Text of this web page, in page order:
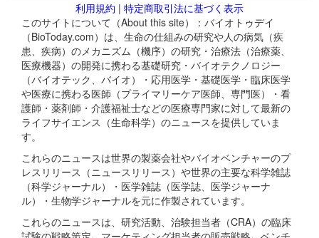
利用規約 | 特定商取引法に基づく表示
このサイトについて（About this site）：バイオトゥデイ
（BioToday.com）は、生命の仕組みの研究や人の病気（疾
患、疾病）のメカニズム（機序）の研究・治療法（治療薬、
医療機器）の開発に携わる基礎研究・バイオテクノロジー
（バイオテック、バイオ）・応用医学・基礎医学・臨床医学
や医療に携わる医師（プライマリーケア医師、専門医）・看
護師・薬剤師・介護福祉士などの医療専門家に対して最新の
ライフサイエンス（生命科学）のニュースを提供していま
す。
これらのニュースは世界の製薬会社やバイオベンチャーのプ
レスリリース（ニュースリリース）や世界の主要な科学雑誌
（科学ジャーナル）・医学雑誌（医学誌、医学ジャーナ
ル）・生物学ジャーナルを元に作製されています。
これらのニュースは、研究活動、治験担当者（CRA）の臨床